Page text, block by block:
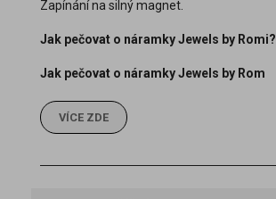
Zapínání na silný magnet.
Jak pečovat o náramky Jewels by Romi?
Jak pečovat o náramky Jewels by Rom
VÍCE ZDE